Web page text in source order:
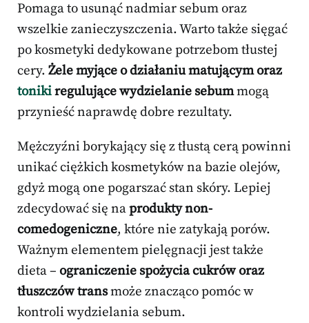
Pomaga to usunąć nadmiar sebum oraz
wszelkie zanieczyszczenia. Warto także sięgać
po kosmetyki dedykowane potrzebom tłustej
cery. Żele myjące o działaniu matującym oraz
tonikiregulujące wydzielanie sebummogą
przynieść naprawdę dobre rezultaty.
Mężczyźni borykający się z tłustą cerą powinni
unikać ciężkich kosmetyków na bazie olejów,
gdyż mogą one pogarszać stan skóry. Lepiej
zdecydować się naprodukty non-
comedogeniczne, które nie zatykają porów.
Ważnym elementem pielęgnacji jest także
dieta – ograniczenie spożycia cukrów oraz
tłuszczów transmoże znacząco pomóc w
kontroli wydzielania sebum.